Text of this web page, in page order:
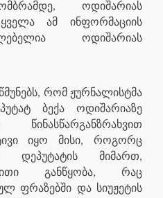
ოდიშარიას
ამ ინფორმაციის
ოდიშარიას
რომ ჟურნალისტმა
ბექა ოდიშარიაზე
იყო მისი, როგორც
დეპუტატის მიმართ,
განწყობა, რაც
ფრაზებში და სიუჟეტის